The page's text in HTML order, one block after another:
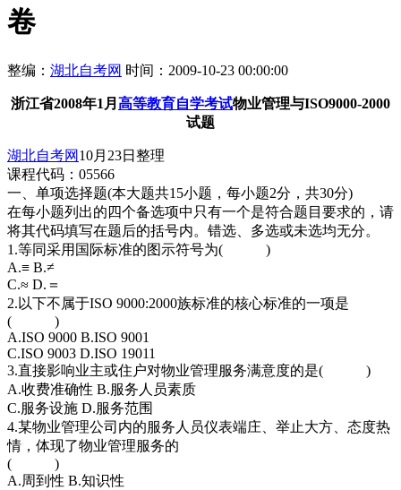
卷
整编： 湖北自考网 时间：2009-10-23 00:00:00
浙江省2008年1月 高等教育自学考试物业管理与ISO9000-2000
试题
湖北自考网 10月23日整理
课程代码：05566
一、单项选择题(本大题共15小题，每小题2分，共30分)
在每小题列出的四个备选项中只有一个是符合题目要求的，请
将其代码填写在题后的括号内。错选、多选或未选均无分。
1.等同采用国际标准的图示符号为( )
A.≡ B.≠
C.≈ D.＝
2.以下不属于ISO 9000:2000族标准的核心标准的一项是
( )
A.ISO 9000 B.ISO 9001
C.ISO 9003 D.ISO 19011
3.直接影响业主或住户对物业管理服务满意度的是( )
A.收费准确性 B.服务人员素质
C.服务设施 D.服务范围
4.某物业管理公司内的服务人员仪表端庄、举止大方、态度热
情，体现了物业管理服务的
( )
A.周到性 B.知识性